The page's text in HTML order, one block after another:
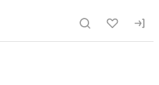
сайту fruitinfo.ru